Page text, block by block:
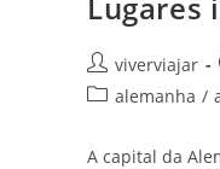
Autor
do
viverviajar
Categoria
post:
alemanha /
A capital da